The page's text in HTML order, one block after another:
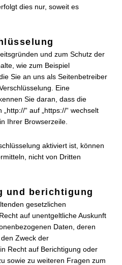
dies nur, soweit es
und zum Schutz der
wie zum Beispiel
Sie an uns als Seitenbetreiber
Eine
Sie daran, dass die
“ auf „https://“ wechselt
Ihrer Browserzeile.
aktiviert ist, können
nicht von Dritten
und berichtigung
gesetzlichen
auf unentgeltliche Auskunft
Daten, deren
Zweck der
Recht auf Berichtigung oder
sowie zu weiteren Fragen zum